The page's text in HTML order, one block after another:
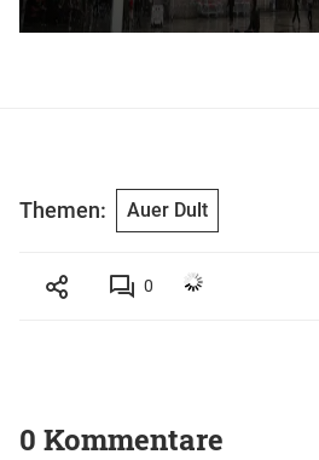
Themen: Auer Dult
0
0 Kommentare